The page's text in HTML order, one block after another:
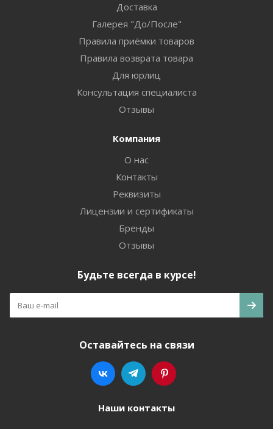
Доставка
Галерея "До/После"
Правила приёмки товаров
Правила возврата товара
Для юрлиц
Консультация специалиста
Отзывы
Компания
О нас
Контакты
Реквизиты
Лицензии и сертификаты
Бренды
Отзывы
Будьте всегда в курсе!
Оставайтесь на связи
Наши контакты